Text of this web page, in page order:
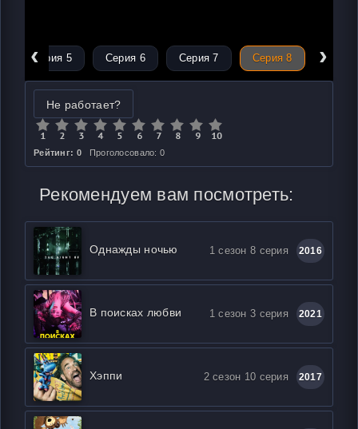
‹
Серия 5 Серия 6 Серия 7 Серия 8 ›
Не работает?
Рейтинг: 0 Проголосовало: 0
Рекомендуем вам посмотреть:
Однажды ночью 1 сезон 8 серия 2016
В поисках любви 1 сезон 3 серия 2021
Хэппи 2 сезон 10 серия 2017